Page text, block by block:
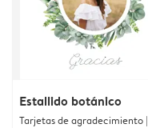
Estallido botánico
Tarjetas de agradecimiento |